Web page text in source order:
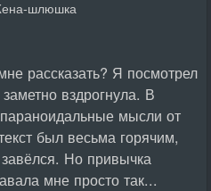
шлюшка
рассказать? Я посмотрел
вздрогнула. В
мысли от
был весьма горячим,
Но привычка
мне просто так...